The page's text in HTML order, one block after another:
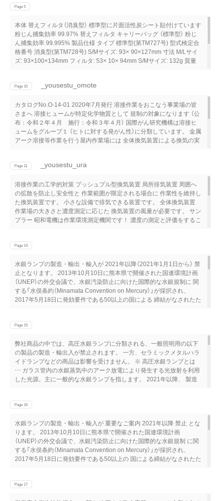
品・装着方法 グラインダー作業に! 動画はこちら ✓ 区分RL3対応で、
Page 5
本体 替えフィルタ（消臭型） 標準型に片面活性炭シート貼付けています
粉じん捕集効率 99.97% 替えフィルタ キャリーバッグ （標準型） 粉じ
ん捕集効率 99.995% 製品仕様 タイプ 標準型(第TM727号) 型式検定合
格番号 消臭型(第TM728号) S/Mサイズ: 93× 90×127mm 寸法 M/Lサイ
ズ: 93×100×134mm フィルタ: 53× 10× 94mm S/Mサイズ: 132g 質量
メント: 機械式多層HESPA合成繊維 区分 RL3 販売元 GVSジャパン
03-5937-1447 Fax 03-5937-1448 製造元 GVS Filter Technology UK
MADE IN U.K.
Page 10 _yousestu_omote
カタログNo.O-14-01 2020年7月発行 溶接作業をおこなう事業場の皆
さまへ 溶接ヒュームが特定化学物質として 規制の対象になります （公
布：令和２年４月 施行：令和３年４月） 国際がん研究機構は溶接ヒ
ュームをグループ１ （ヒトに対する発がん性）に分類しています。 金属
アーク溶接等作業を行う屋内作業場には 全体換気装置による換気の実
行う屋内作業場は 個人サンプリングにより空気中の溶接ヒューム 濃度
とが必要 近年報告された溶接作業による労働災害 亜鉛メッキ部材溶接
中の 炭酸ガスアーク溶接作業の 亜鉛中毒 一酸化炭素中毒 溶接作業に
は工学的対策（全体換気、プッシュプル型換気、 局所排気）が必要で
す！
Page 11 _yousestu_ura
溶接作業の工学的対策 プッシュプル型換気装置 局所排気装置 周囲へ
の拡散を防止し安全性と 作業範囲が限定される場合に 作業性を維持し
た換気装置です。 小さな設備で排気できる装置です。 全体換気装置
作業場の大きさと濃度測定に応じた 換気装置の風量が必要です。 サン
プラー 昭和電機は作業環境測定機関です！ 濃度の測定と評価をするこ
環境測定 製作施工はもちろん届出書類や作業環境評価もワンストップ
☎072（873）1221 札幌営業所 ☎011（792）8175 岡山営業所
☎086（242）3351 北関東営業所 ☎0277（78）6431 滋賀営業所
☎077（583）5555 仙台営業所 ☎022（782）9901 福岡営業所
☎092（472）6631 名古屋支店 ☎052（821）1211 エンジニアリング海外
営業部 金沢営業所 ☎076（223）1122 ☎072（871）1511 昭和電機
Page 14
水銀ランプの製造・輸出・輸入が 2021年以降（2021年1月1日から） 禁
止となります。 2013年10月10日に熊本県で開催された国連環境計画
（UNEP）の外交会議で、水銀汚染防止に向けた国際的な水銀規制に 関
する「水俣条約（Minamata Convention on Mercury）」が採択され、
2017年5月18日に発効要件である50以上の国による 締結がなされたた
社商品への影響 一般照明用の高圧水銀ランプは、2021年から製造・
入を禁止。 造・輸出・輸入が禁止されます。 メタルハライドランプ・
高圧ナトリウムランプ・特殊用途ラン 一方、セラミックメタルハライ
ドランプなどの商品は影響を受け プ（紫外線ランプなど）は、規制対象
外。 ません。 蛍光灯は、水銀封入量を規制。（5～10mg） 2021年以
降、製造ができなくなります。 製造禁止となる弊社製品 アイ水銀ラン
IDランプ LED セラミックメタルハライド LEDランプ ランプなど LED
ミックメタルハライドランプ レディオック メタルハライドランプ
LEDランプ 高圧ナトリウムランプ 2021年以降も製造します。 LED照
明器具
Page 15
弊社商品の中では、高圧水銀ランプに分類される、一般照明用の以下
の製品の製造・輸出入が禁止されます。 一方、セラミックメタルハラ
イドランプなどの商品は影響を受けません。 ※ 高圧水銀ランプとは
… ガラス管内の水銀蒸気中のアーク放電により発生する光放射を利用
した光源。主に一般的な水銀ランプを指します。 2021年以降、 製造
電気の高効率HIDランプ セラミックメタルハライドランプ FECセラル
スPRO セラルクスTFECセラルクスエースEX2 セラルクスTC FECセ
ラルクスエースEX セラルクスTCP FECセラルクスエース セラルクス
TD ツインセラルクス CDM-R セルフバラスト水銀ランプ メタルハラ
イドランプ ハイラックス 電子安定器用 アイクリーンエース アイ マ
ルチメタルランプ FECマルチハイエースH クウォーツアーク アイツ
アイ マルチハイエース 高圧ナトリウムランプ FECツインサンルクス
Page 16
水銀ランプの製造・輸出・輸入が 重要なご案内 2021年以降 禁止 とな
ります。 2013年10月10日に熊本県で開催された国連環境計画
（UNEP）の外交会議で、水銀汚染防止に向けた国際的な水銀規制 に関
する「水俣条約（Minamata Convention on Mercury）」が採択され、
2017年5月18日に発効要件である50以上の 国による締結がなされたた
生産禁止となる弊社製品アイ水銀ランプ 水銀ランプの受注・生産を ツ
Page 17